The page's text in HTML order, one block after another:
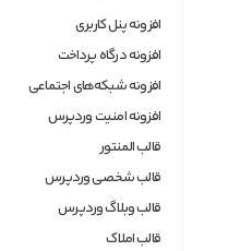
افزونه پنل کاربری
افزونه درگاه پرداخت
افزونه شبکه‌های اجتماعی
افزونه امنیت وردپرس
قالب المنتور
قالب شخصی وردپرس
قالب وبلاگ وردپرس
قالب املاک